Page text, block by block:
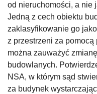
od nieruchomości, a nie
Jedną z cech obiektu
zaklasyfikowanie go
z przestrzeni za
można zauważyć
budowlanych.
NSA, w którym sąd
za budynek